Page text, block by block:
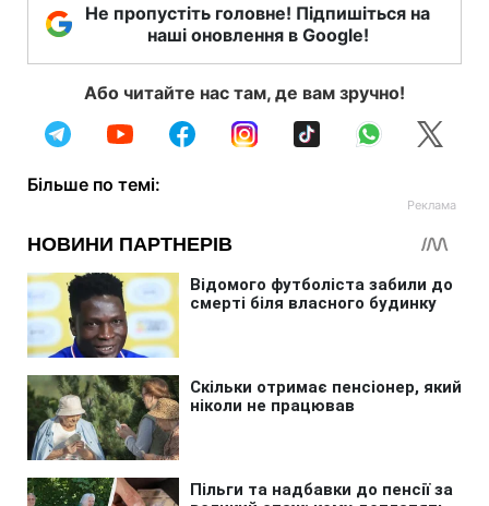
Не пропустіть головне! Підпишіться на
наші оновлення в Google!
Або читайте нас там, де вам зручно!
Більше по темі: